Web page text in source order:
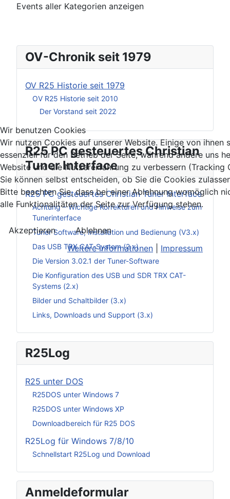
OV-Chronik seit 1979
OV R25 Historie seit 1979
OV R25 Historie seit 2010
Der Vorstand seit 2022
R25 PC gesteuertes Christian
Tuner Interface
R25 PC gesteuertes Christian Tuner Interface
Achtung – Wichtige Korrekturen und Hinweise zum
Tunerinterface
Tuner Software, Installation und Bedienung (V3.x)
Das USB TRX CAT-System (2.x)
Die Version 3.02.1 der Tuner-Software
Die Konfiguration des USB und SDR TRX CAT-
Systems (2.x)
Bilder und Schaltbilder (3.x)
Links, Downloads und Support (3.x)
R25Log
R25 unter DOS
R25DOS unter Windows 7
R25DOS unter Windows XP
Downloadbereich für R25 DOS
R25Log für Windows 7/8/10
Schnellstart R25Log und Download
Anmeldeformular
Events aller Kategorien anzeigen
Wir benutzen Cookies
Wir nutzen Cookies auf unserer Website. Einige von ihnen
essenziell für den Betrieb der Seite, während andere uns
Website und die Nutzererfahrung zu verbessern (Tracking
Sie können selbst entscheiden, ob Sie die Cookies
Bitte beachten Sie, dass bei einer Ablehnung womöglich
alle Funktionalitäten der Seite zur Verfügung stehen.
Akzeptieren
Ablehnen
Weitere Informationen
Impressum